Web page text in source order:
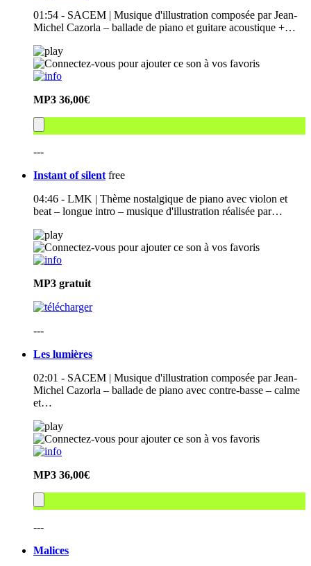
01:54 - SACEM | Musique d'illustration composée par Jean-
Michel Cazorla – ballade de piano et guitare acoustique +…
MP3 36,00€
---
Instant of silent free
04:46 - LMK | Thème nostalgique de piano avec violon et
beat – longue intro – musique d'illustration réalisée par…
MP3 gratuit
---
Les lumières
02:01 - SACEM | Musique d'illustration composée par Jean-
Michel Cazorla – ballade de piano avec contre-basse – calme
et…
MP3 36,00€
---
Malices